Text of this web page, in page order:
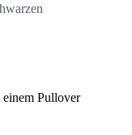
Pullover